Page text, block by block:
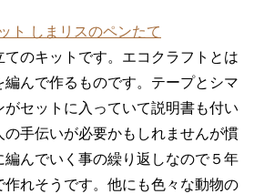
ト しまリスのペンたて
のキットです。エコクラフトとは
んで作るものです。テープとシマ
がセットに入っていて説明書も付い
手伝いが必要かもしれませんが慣
んでいく事の繰り返しなので５年
れそうです。他にも色々な動物の